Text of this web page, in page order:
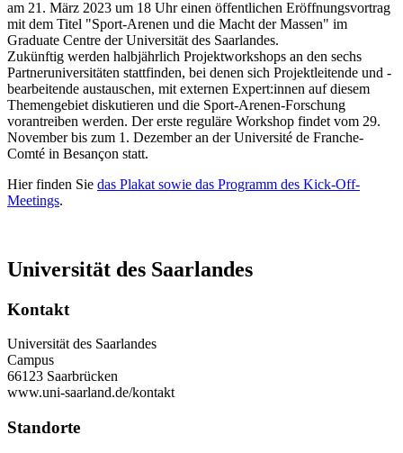
am 21. März 2023 um 18 Uhr einen öffentlichen Eröffnungsvortrag
mit dem Titel "Sport-Arenen und die Macht der Massen" im
Graduate Centre der Universität des Saarlandes.
Zukünftig werden halbjährlich Projektworkshops an den sechs
Partneruniversitäten stattfinden, bei denen sich Projektleitende und -
bearbeitende austauschen, mit externen Expert:innen auf diesem
Themengebiet diskutieren und die Sport-Arenen-Forschung
vorantreiben werden. Der erste reguläre Workshop findet vom 29.
November bis zum 1. Dezember an der Université de Franche-
Comté in Besançon statt.
Hier finden Sie das Plakat sowie das Programm des Kick-Off-
Meetings.
Universität des Saarlandes
Kontakt
Universität des Saarlandes
Campus
66123 Saarbrücken
www.uni-saarland.de/kontakt
Standorte